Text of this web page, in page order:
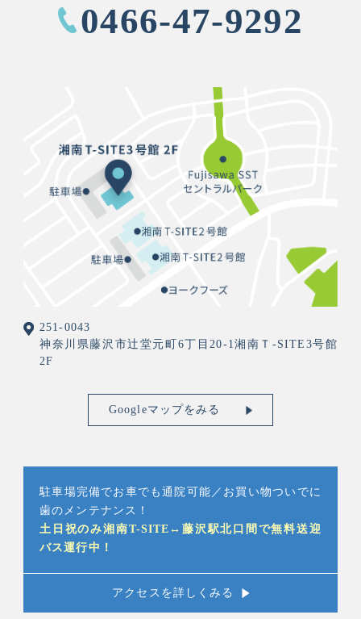
0466-47-9292
251-0043
神奈川県藤沢市辻堂元町6丁目20-1湘南Ｔ-SITE3号館
2F
Googleマップをみる
駐車場完備でお車でも通院可能／お買い物ついでに
歯のメンテナンス！
土日祝のみ湘南T-SITE↔︎藤沢駅北口間で無料送迎
バス運行中！
アクセスを詳しくみる